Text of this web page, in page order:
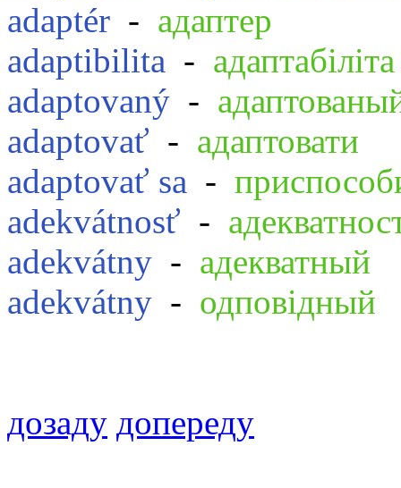
adaptér - адаптер
adaptibilita - адаптабіліта
adaptovaný -
adaptovať - адаптовати
adaptovať sa -
adekvátnosť -
adekvátny - адекватный
adekvátny - одповідный
дозаду допереду